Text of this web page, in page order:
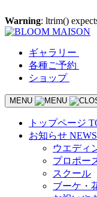
Warning: ltrim()
ギャラリー
各種ご予約
ショップ
MENU
トップページ
お知らせ NEWS
ウエディ
プロポー
スクール
ブーケ・